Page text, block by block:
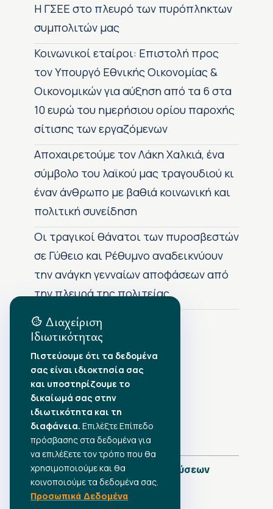
H ΓΣΕΕ στο πλευρό των πυρόπληκτων
συμπολιτών μας
Κοινωνικοί εταίροι: Επιστολή προς
τον Υπουργό Εθνικής Οικονομίας &
Οικονομικών για αύξηση από τα 6 στα
10 ευρώ του ημερήσιου ορίου παροχής
σίτισης των εργαζόμενων
Αποχαιρετούμε τον Λάκη Χαλκιά, ένα
σύμβολο του λαϊκού μας τραγουδιού κι
έναν άνθρωπο με βαθιά κοινωνική και
πολιτική συνείδηση
Οι τραγικοί θάνατοι των πυροσβεστών
σε Γύθειο και Ρέθυμνο αναδεικνύουν
την ανάγκη γενναίων αποφάσεων από
την πλευρά της πολιτείας
Αρχείο Δημοσιεύσεων
•Αύγουστος 2026
•Ιούλιος 2026
•Ιούνιος 2026
•Μάιος 2026
•Απρίλιος 2026
•Μάρτιος 2026
Πλήρες Ημερολόγιο Δημοσιεύσεων
Διαχείριση
Ιδιωτικότητας
Πιστεύουμε ότι τα δεδομένα
σας είναι ιδιοκτησία σας
και υποστηρίζουμε το
δικαίωμά σας στην
ιδιωτικότητα και τη
διαφάνεια. Επιλέξτε Επίπεδο
πρόσβασης στα δεδομένα για
να επιλέξετε τον τρόπο που θα
χρησιμοποιούμε και θα
κοινοποιούμε τα δεδομένα σας.
Προσωπικά Δεδομένα